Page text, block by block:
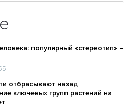
популярный «стереотип» –
отбрасывают назад
ключевых групп растений на